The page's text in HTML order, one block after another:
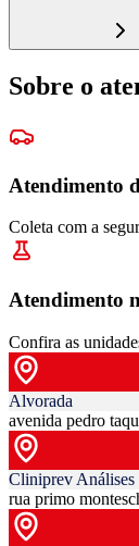
Sobre o
Atendimento
Coleta com a
Atendimento
Confira as
Alvorada
avenida pedro
Cliniprev Análises
rua primo